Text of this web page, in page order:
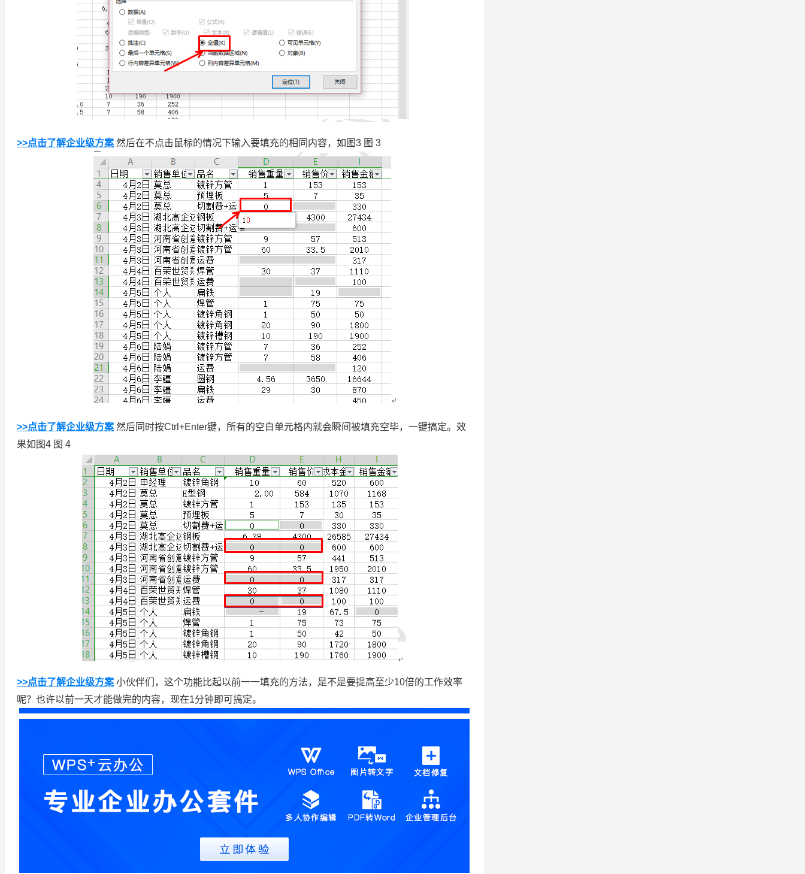
>>点击了解企业级方案 然后在不点击鼠标的情况下输入要填充的相同内容，如图3 图 3
>>点击了解企业级方案 然后同时按Ctrl+Enter键，所有的空白单元格内就会瞬间被填充空毕，一键搞定。效
果如图4 图 4
>>点击了解企业级方案 小伙伴们，这个功能比起以前一一填充的方法，是不是要提高至少10倍的工作效率
呢？也许以前一天才能做完的内容，现在1分钟即可搞定。